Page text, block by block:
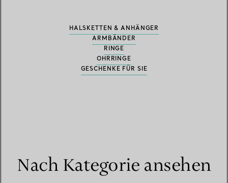
HALSKETTEN & ANHÄNGER
ARMBÄNDER
RINGE
OHRRINGE
GESCHENKE FÜR SIE
Nach Kategorie ansehen